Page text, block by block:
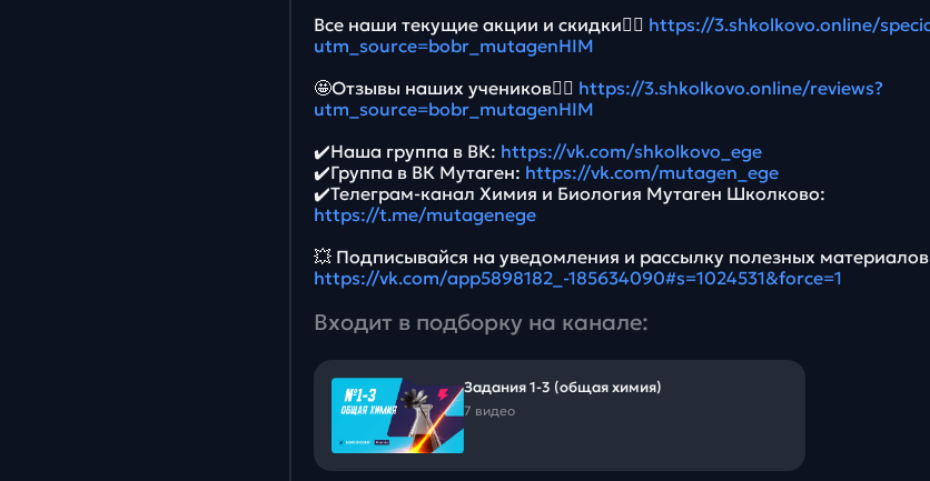
Все наши текущие акции и скидки👉🏻 https://3.shkolkovo.online/
utm_source=bobr_mutagenHIM
🤩Отзывы наших учеников👉🏻 https://3.shkolkovo.online/reviews?
utm_source=bobr_mutagenHIM
✔️Наша группа в ВК: https://vk.com/shkolkovo_ege
✔️Группа в ВК Мутаген: https://vk.com/mutagen_ege
✔️Телеграм-канал Химия и Биология Мутаген Школково:
https://t.me/mutagenege
💥 Подписывайся на уведомления и рассылку полезных материалов
https://vk.com/app5898182_-185634090#s=1024531&force=1
Входит в подборку на канале:
Задания 1-3 (общая химия)
7 видео